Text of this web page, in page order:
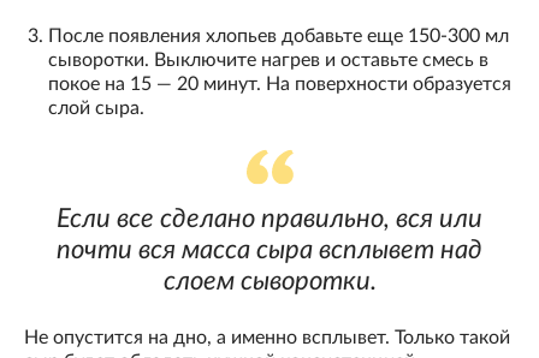
После появления хлопьев добавьте еще 150-300 мл
сыворотки. Выключите нагрев и оставьте смесь в
покое на 15 — 20 минут. На поверхности образуется
слой сыра.
Если все сделано правильно, вся или
почти вся масса сыра всплывет над
слоем сыворотки.
Не опустится на дно, а именно всплывет. Только такой